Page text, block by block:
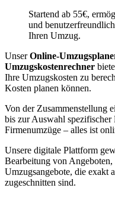
Startend ab 55€,
und
Ihren Umzug.
UnserOnline-
Umzugskostenrechner
Ihre Umzugskosten zu
Kosten planen können.
Von der Zusammenstellung
bis zur Auswahl
Firmenumzüge – alles ist
Unsere digitale Plattform
Bearbeitung von Angeboten,
Umzugsangebote, die exakt
zugeschnitten sind.